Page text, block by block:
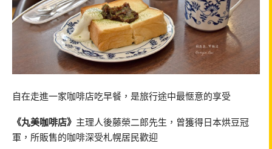
自在走進一家咖啡店吃早餐，是旅行途中最愜意的享受
《丸美咖啡店》 主理人後藤榮二郎先生，曾獲得日本烘豆冠
軍，所販售的咖啡深受札幌居民歡迎